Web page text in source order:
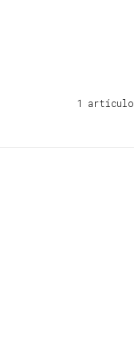
1 artículo